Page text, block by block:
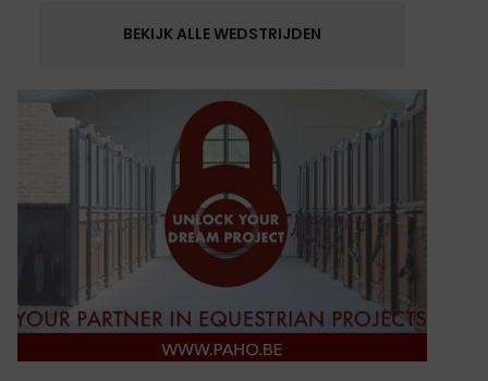
BEKIJK ALLE WEDSTRIJDEN